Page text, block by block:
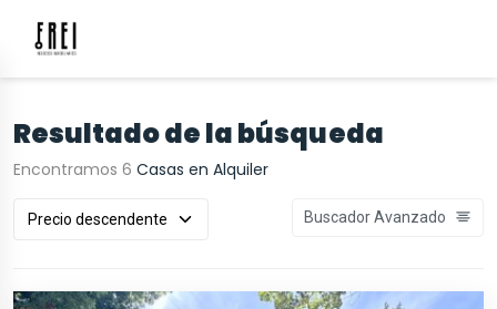
Resultado de la búsqueda
Encontramos 6 Casas en Alquiler
Buscador Avanzado